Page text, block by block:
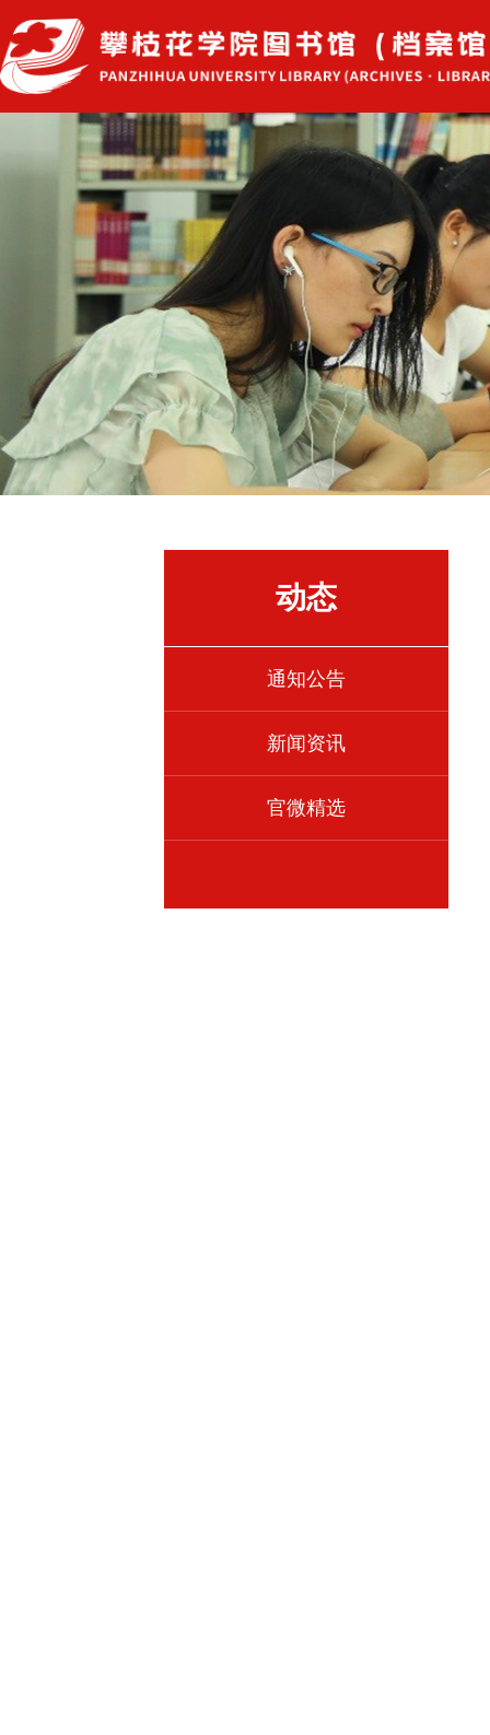
动态
通知公告
新闻资讯
官微精选